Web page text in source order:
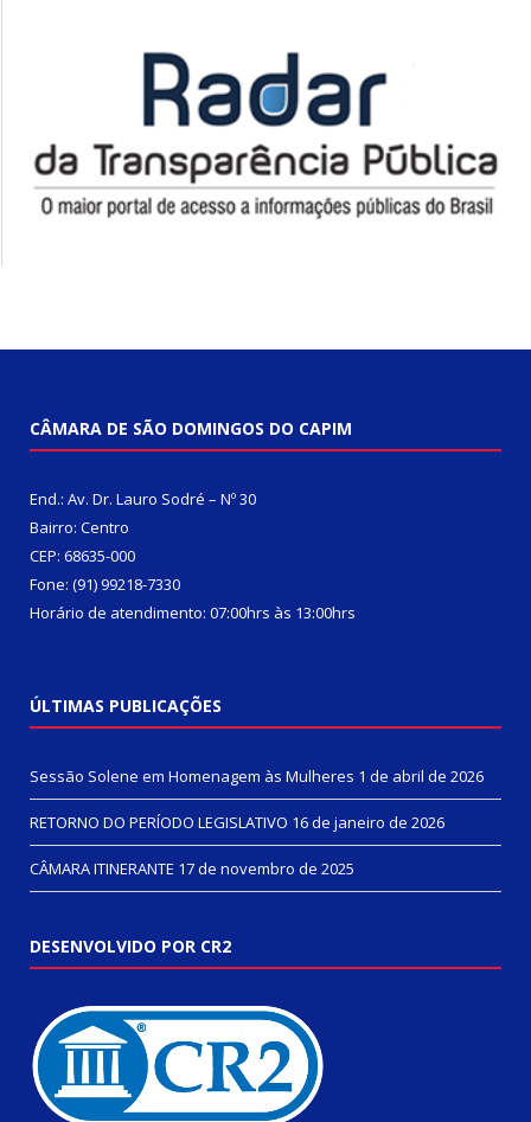
CÂMARA DE SÃO DOMINGOS DO CAPIM
End.: Av. Dr. Lauro Sodré – Nº 30
Bairro: Centro
CEP: 68635-000
Fone: (91) 99218-7330
Horário de atendimento: 07:00hrs às 13:00hrs
ÚLTIMAS PUBLICAÇÕES
Sessão Solene em Homenagem às Mulheres 1 de abril de 2026
RETORNO DO PERÍODO LEGISLATIVO 16 de janeiro de 2026
CÂMARA ITINERANTE 17 de novembro de 2025
DESENVOLVIDO POR CR2